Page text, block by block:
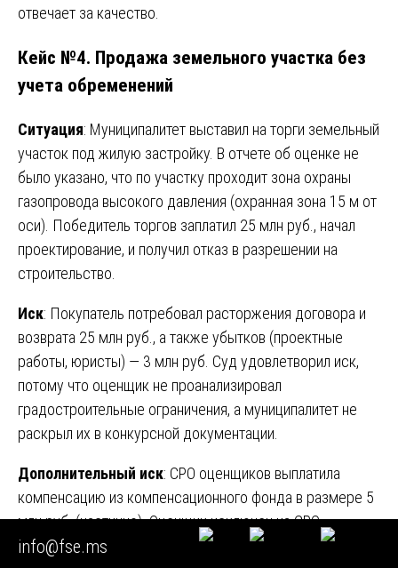
отвечает за качество.
Кейс №4. Продажа земельного участка без
учета обременений
Ситуация: Муниципалитет выставил на торги земельный
участок под жилую застройку. В отчете об оценке не
было указано, что по участку проходит зона охраны
газопровода высокого давления (охранная зона 15 м от
оси). Победитель торгов заплатил 25 млн руб., начал
проектирование, и получил отказ в разрешении на
строительство.
Иск: Покупатель потребовал расторжения договора и
возврата 25 млн руб., а также убытков (проектные
работы, юристы) — 3 млн руб. Суд удовлетворил иск,
потому что оценщик не проанализировал
градостроительные ограничения, а муниципалитет не
раскрыл их в конкурсной документации.
Дополнительный иск: СРО оценщиков выплатила
компенсацию из компенсационного фонда в размере 5
млн руб. (частично). Оценщик исключен из СРО.
Вывод
info@fse.ms